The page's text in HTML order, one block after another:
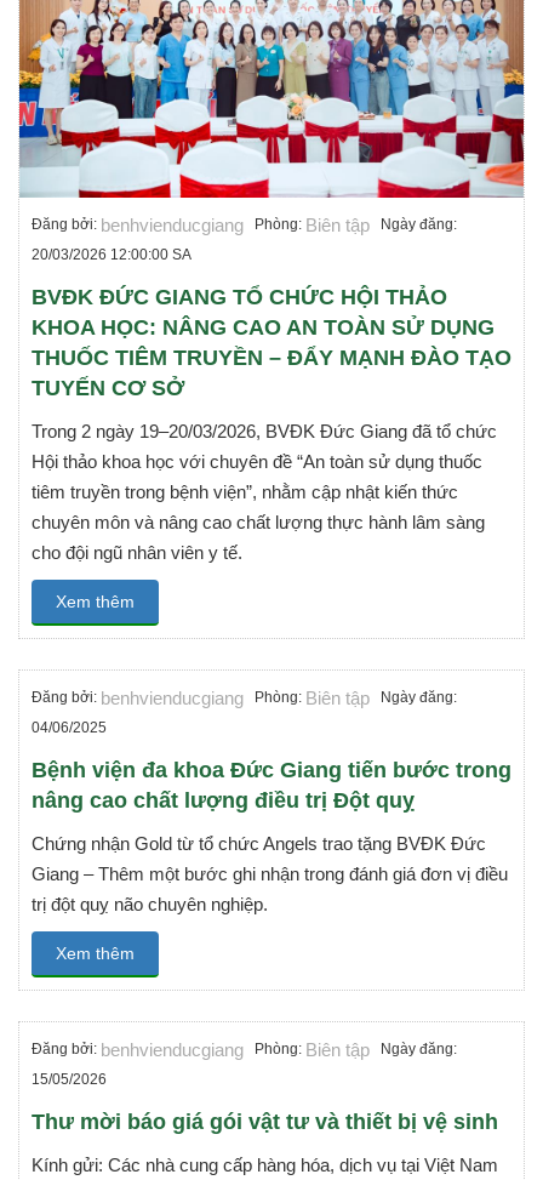
Đăng bởi: benhvienducgiang Phòng: Biên tập Ngày đăng:
20/03/2026 12:00:00 SA
BVĐK ĐỨC GIANG TỔ CHỨC HỘI THẢO
KHOA HỌC: NÂNG CAO AN TOÀN SỬ DỤNG
THUỐC TIÊM TRUYỀN – ĐẨY MẠNH ĐÀO TẠO
TUYẾN CƠ SỞ
Trong 2 ngày 19–20/03/2026, BVĐK Đức Giang đã tổ chức
Hội thảo khoa học với chuyên đề “An toàn sử dụng thuốc
tiêm truyền trong bệnh viện”, nhằm cập nhật kiến thức
chuyên môn và nâng cao chất lượng thực hành lâm sàng
cho đội ngũ nhân viên y tế.
Xem thêm
Đăng bởi: benhvienducgiang Phòng: Biên tập Ngày đăng:
04/06/2025
Bệnh viện đa khoa Đức Giang tiến bước trong
nâng cao chất lượng điều trị Đột quỵ
Chứng nhận Gold từ tổ chức Angels trao tặng BVĐK Đức
Giang – Thêm một bước ghi nhận trong đánh giá đơn vị điều
trị đột quỵ não chuyên nghiệp.
Xem thêm
Đăng bởi: benhvienducgiang Phòng: Biên tập Ngày đăng:
15/05/2026
Thư mời báo giá gói vật tư và thiết bị vệ sinh
Kính gửi: Các nhà cung cấp hàng hóa, dịch vụ tại Việt Nam